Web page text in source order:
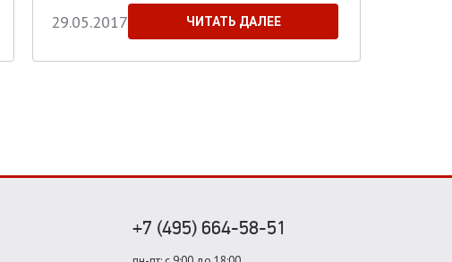
29.05.2017 ЧИТАТЬ ДАЛЕЕ
+7 (495) 664-58-51